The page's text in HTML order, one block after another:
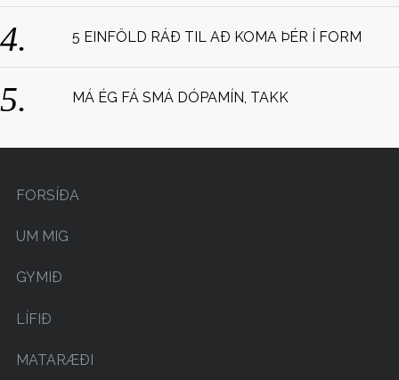
5 EINFÖLD RÁÐ TIL AÐ KOMA ÞÉR Í FORM
MÁ ÉG FÁ SMÁ DÓPAMÍN, TAKK
FORSÍÐA
UM MIG
GYMIÐ
LÍFIÐ
MATARÆÐI